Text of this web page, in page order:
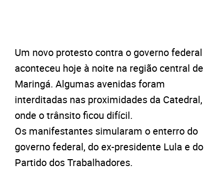
Um novo protesto contra o governo federal
aconteceu hoje à noite na região central de
Maringá. Algumas avenidas foram
interditadas nas proximidades da Catedral,
onde o trânsito ficou difícil.
Os manifestantes simularam o enterro do
governo federal, do ex-presidente Lula e do
Partido dos Trabalhadores.